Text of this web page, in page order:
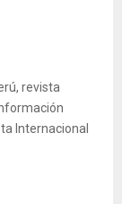
revista
Internacional